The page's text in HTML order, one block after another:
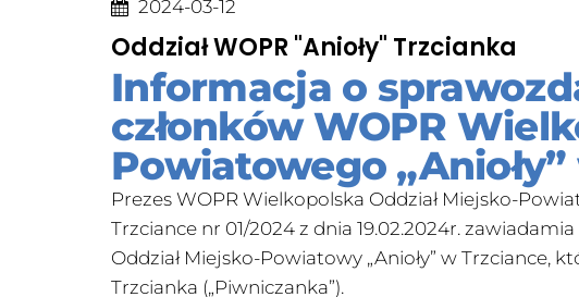
2024-03-12
Oddział WOPR "Anioły" Trzcianka
Informacja o
członków WOPR
Powiatowego
Prezes WOPR Wielkopolska Oddział Miejsko-
Trzciance nr 01/2024 z dnia 19.02.2024r.
Oddział Miejsko-Powiatowy „Anioły” w Trzciance,
Trzcianka („Piwniczanka”).